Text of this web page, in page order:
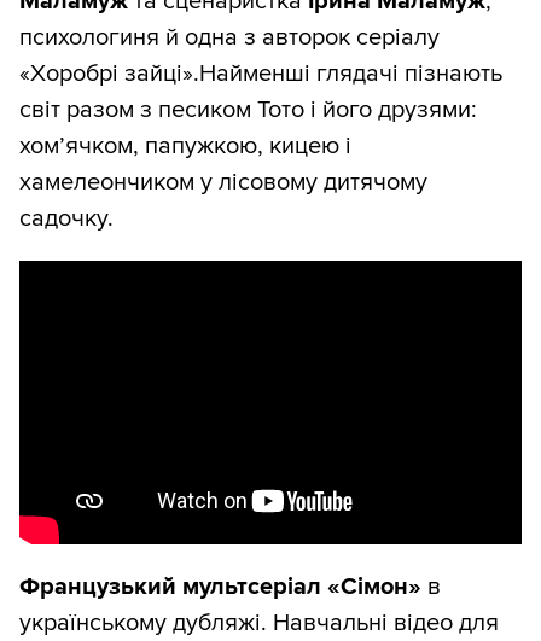
психологиня й одна з авторок серіалу
«Хоробрі зайці».Найменші глядачі пізнають
світ разом з песиком Тото і його друзями:
хом’ячком, папужкою, кицею і
хамелеончиком у лісовому дитячому
садочку.
Французький мультсеріал «Сімон» в
українському дубляжі. Навчальні відео для